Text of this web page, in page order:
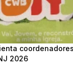
2026